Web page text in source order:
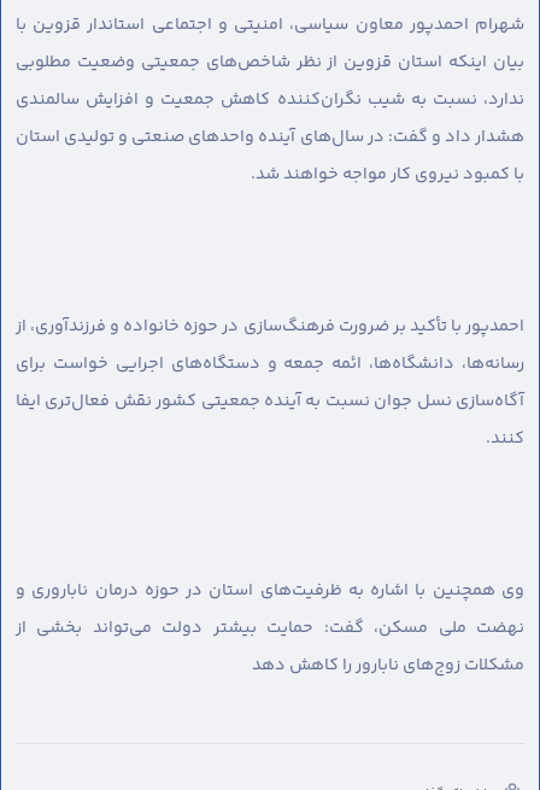
شهرام احمدپور معاون سیاسی، امنیتی و اجتماعی استاندار قزوین با
بیان اینکه استان قزوین از نظر شاخص‌های جمعیتی وضعیت مطلوبی
ندارد، نسبت به شیب نگران‌کننده کاهش جمعیت و افزایش سالمندی
هشدار داد و گفت: در سال‌های آینده واحدهای صنعتی و تولیدی استان
با کمبود نیروی کار مواجه خواهند شد.
احمدپور با تأکید بر ضرورت فرهنگ‌سازی در حوزه خانواده و فرزندآوری، از
رسانه‌ها، دانشگاه‌ها، ائمه جمعه و دستگاه‌های اجرایی خواست برای
آگاه‌سازی نسل جوان نسبت به آینده جمعیتی کشور نقش فعال‌تری ایفا
کنند.
وی همچنین با اشاره به ظرفیت‌های استان در حوزه درمان ناباروری و
نهضت ملی مسکن، گفت: حمایت بیشتر دولت می‌تواند بخشی از
مشکلات زوج‌های نابارور را کاهش دهد